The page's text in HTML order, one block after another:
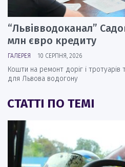
“Львівводоканал”
млн євро кредиту
ГАЛЕРЕЯ 10 СЕРПНЯ, 2026
Кошти на ремонт доріг і тротуарів
для Львова водогону
СТАТТІ ПО ТЕМІ